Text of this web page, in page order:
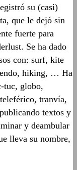
su (casi)
que le dejó sin
fuerte para
Se ha dado
con: surf, kite
hiking, … Ha
tuc, globo,
tranvía,
textos y
y deambular
lleva su nombre,